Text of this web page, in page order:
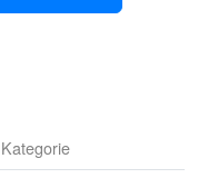
Kategorie